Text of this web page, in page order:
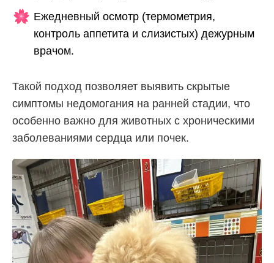
Ежедневный осмотр (термометрия,
контроль аппетита и слизистых) дежурным
врачом.
Такой подход позволяет выявить скрытые
симптомы недомогания на ранней стадии, что
особенно важно для животных с хроническими
заболеваниями сердца или почек.